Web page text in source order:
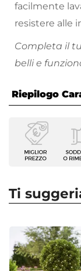
facilmente
resistere alle
Completa il
belli e
subito il tuo
Riepilogo
Tipologia
Bancone
Altezza
Materiale
Polietilene
Colore
Ti